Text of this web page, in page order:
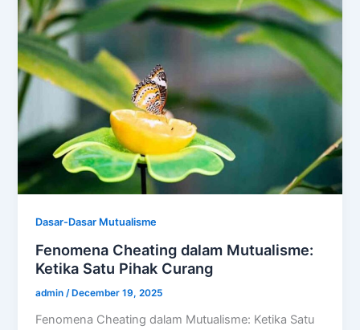
Dasar-Dasar Mutualisme
Fenomena Cheating dalam Mutualisme:
Ketika Satu Pihak Curang
admin /December 19, 2025
Fenomena Cheating dalam Mutualisme: Ketika Satu